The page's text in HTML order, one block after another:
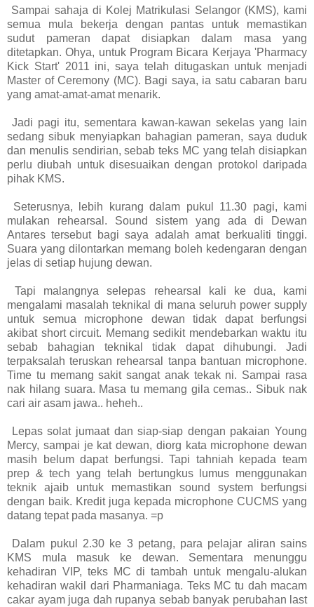
Sampai sahaja di Kolej Matrikulasi Selangor (KMS), kami
semua mula bekerja dengan pantas untuk memastikan
sudut pameran dapat disiapkan dalam masa yang
ditetapkan. Ohya, untuk Program Bicara Kerjaya 'Pharmacy
Kick Start' 2011 ini, saya telah ditugaskan untuk menjadi
Master of Ceremony (MC). Bagi saya, ia satu cabaran baru
yang amat-amat-amat menarik.
Jadi pagi itu, sementara kawan-kawan sekelas yang lain
sedang sibuk menyiapkan bahagian pameran, saya duduk
dan menulis sendirian, sebab teks MC yang telah disiapkan
perlu diubah untuk disesuaikan dengan protokol daripada
pihak KMS.
Seterusnya, lebih kurang dalam pukul 11.30 pagi, kami
mulakan rehearsal. Sound sistem yang ada di Dewan
Antares tersebut bagi saya adalah amat berkualiti tinggi.
Suara yang dilontarkan memang boleh kedengaran dengan
jelas di setiap hujung dewan.
Tapi malangnya selepas rehearsal kali ke dua, kami
mengalami masalah teknikal di mana seluruh power supply
untuk semua microphone dewan tidak dapat berfungsi
akibat short circuit. Memang sedikit mendebarkan waktu itu
sebab bahagian teknikal tidak dapat dihubungi. Jadi
terpaksalah teruskan rehearsal tanpa bantuan microphone.
Time tu memang sakit sangat anak tekak ni. Sampai rasa
nak hilang suara. Masa tu memang gila cemas.. Sibuk nak
cari air asam jawa.. heheh..
Lepas solat jumaat dan siap-siap dengan pakaian Young
Mercy, sampai je kat dewan, diorg kata microphone dewan
masih belum dapat berfungsi. Tapi tahniah kepada team
prep & tech yang telah bertungkus lumus menggunakan
teknik ajaib untuk memastikan sound system berfungsi
dengan baik. Kredit juga kepada microphone CUCMS yang
datang tepat pada masanya. =p
Dalam pukul 2.30 ke 3 petang, para pelajar aliran sains
KMS mula masuk ke dewan. Sementara menunggu
kehadiran VIP, teks MC di tambah untuk mengalu-alukan
kehadiran wakil dari Pharmaniaga. Teks MC tu dah macam
cakar ayam juga dah rupanya sebab banyak perubahan last